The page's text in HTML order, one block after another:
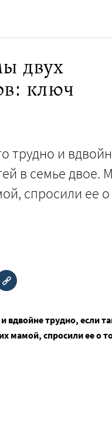
двух
ключ
трудно и
в семье двое.
спросили ее
вдвойне трудно, если
мамой, спросили ее о